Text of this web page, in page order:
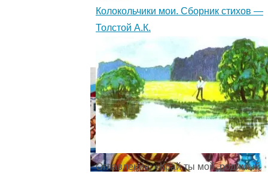
Колокольчики мои. Сборник стихов —
Толстой А.К.
Оглавление: «Край ты мой, родимый